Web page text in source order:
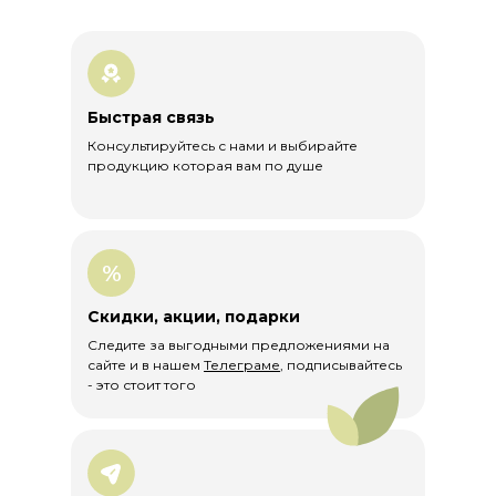
Быстрая связь
Консультируйтесь с нами и выбирайте
продукцию которая вам по душе
Скидки, акции, подарки
Следите за выгодными предложениями на
сайте и в нашем Телеграме, подписывайтесь
- это стоит того
%
Доставка СДЭК и Почта России по РФ
бесплатная при заказе от 1000 рублей.
Доставка за пределы РФ по тарифам
почты России.
Доставка по РФ и за её пределы:
Яндекс-доставки или Достависты.
Стоимость определяется после
подтверждения заказа администратором
Курьерская доставка по
Москве и МО
Мы с большой ответственностью и любовью
относимся к своей работе и продукции,